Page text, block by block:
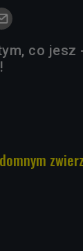
co jesz